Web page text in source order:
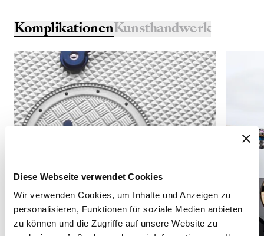
Diese Webseite verwendet Cookies
Wir verwenden Cookies, um Inhalte und Anzeigen zu
personalisieren, Funktionen für soziale Medien anbieten
zu können und die Zugriffe auf unsere Website zu
KomplikationenKunsthandwerk